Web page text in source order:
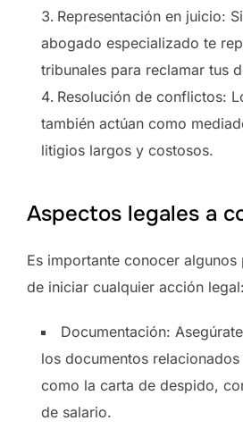
Representación en juicio:
abogado especializado te
tribunales para reclamar tus
Resolución de conflictos:
también actúan como
litigios largos y costosos.
Aspectos legales a
Es importante conocer algunos
de iniciar cualquier acción legal:
Documentación:
los documentos
como la carta de despido,
de salario.